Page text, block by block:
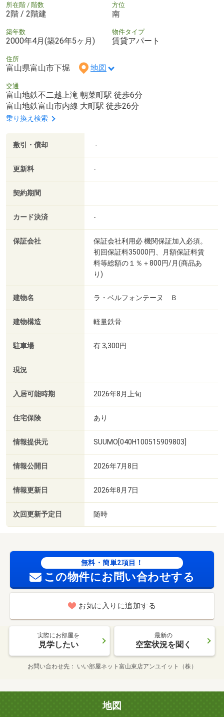
所在階 / 階数
2階 / 2階建
方位
南
築年数
2000年4月(築26年5ヶ月)
物件タイプ
賃貸アパート
住所
富山県富山市下堀 地図
交通
富山地鉄不二越上滝 朝菜町駅 徒歩6分
富山地鉄富山市内線 大町駅 徒歩26分
乗り換え検索
敷引・償却 -
更新料 -
契約期間
カード決済 -
保証会社
保証会社利用必 機関保証加入必須。
初回保証料35000円、月額保証料賃
料等総額の１％＋800円/月(商品あ
り)
建物名 ラ・ベルフォンテーヌ Ｂ
建物構造 軽量鉄骨
駐車場 有 3,300円
現況
入居可能時期 2026年8月上旬
住宅保険 あり
情報提供元 SUUMO[040H100515909803]
情報公開日 2026年7月8日
情報更新日 2026年8月7日
次回更新予定日 随時
無料・簡単2項目！
この物件にお問い合わせする
お気に入りに追加する
実際にお部屋を
見学したい
最新の
空室状況を聞く
お問い合わせ先 いい部屋ネット富山東店アンユイット（株）
地図